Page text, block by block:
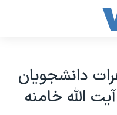
دانشجويان
الله خامنه